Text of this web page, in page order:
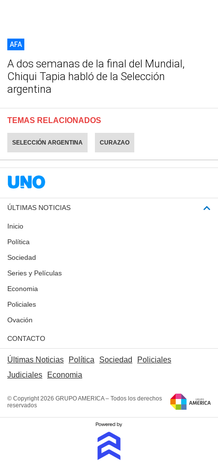
AFA
A dos semanas de la final del Mundial,
Chiqui Tapia habló de la Selección
argentina
TEMAS RELACIONADOS
SELECCIÓN ARGENTINA CURAZAO
ÚLTIMAS NOTICIAS
Inicio
Política
Sociedad
Series y Películas
Economia
Policiales
Ovación
CONTACTO
Últimas Noticias Política Sociedad
Policiales
Judiciales
Economia
© Copyright 2026 GRUPO AMERICA – Todos los derechos
reservados